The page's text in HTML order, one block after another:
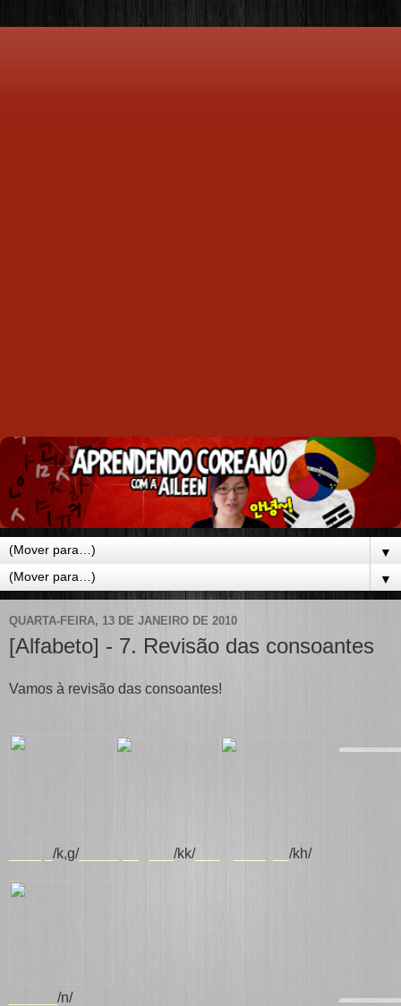
▼
▼
QUARTA-FEIRA, 13 DE JANEIRO DE 2010
[Alfabeto] - 7. Revisão das consoantes
Vamos à revisão das consoantes!
/k,g/_____ __ ___ /kk/___ ____ __ /kh/
/n/